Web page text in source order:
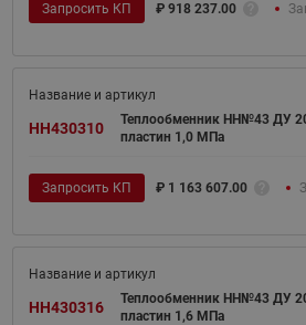
Запросить КП ₽ 918 237.00
HH430310
Теплообменник НН№43 ДУ
пластин 1,0 МПа
Запросить КП ₽ 1 163 607.00
HH430316
Теплообменник НН№43 ДУ
пластин 1,6 МПа